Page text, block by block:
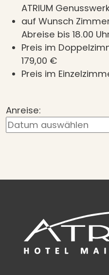
ATRIUM
auf Wunsch
Abreise bis 18.00
Preis im
179,00 €
Preis im
Anreise: